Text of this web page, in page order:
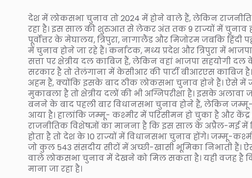
देश में लोकसभा चुनाव तो 2024 में होने वाले हैं, लेकिन
रहा है। इस साल की शुरुआत से लेकर अंत तक 9 राज्यों में चुनाव
पूर्वोत्तर के मेघालय, त्रिपुरा, नागालैंड और मिजोरम जबकि हिंदी
में चुनाव होने जा रहे हैं। कर्नाटक, मध्य प्रदेश और त्रिपुरा में
सत्ता पर क्षेत्रीय दल काबिज हैं, लेकिन वहां भाजपा सहयोगी दल
सरकार है तो तेलंगाना में केसीआर की पार्टी बीआरएस काबिज
अहम हैं, क्योंकि इसके बाद ठीक लोकसभा चुनाव होने हैं। ऐसे में
मुकाबला है तो क्षेत्रीय दलों की भी अग्निपरीक्षा है। इसके
बनने के बाद पहली बार विधानसभा चुनाव होने हैं, लेकिन
आया है। हालांकि जम्मू- कश्मीर में परिसीमन हो चुका है और
राजनीतिक विशेषज्ञों का मानना है कि इस साल के अप्रैल-मई
होता है तो देश के 10 राज्यों में विधानसभा चुनाव होंगे। जम्मू-
जो कुल 543 संसदीय सीटों में अच्छी-खासी भूमिका निभाती
वाले लोकसभा चुनाव में देखने को मिल सकता है। यही वजह है
माना जा रहा है।